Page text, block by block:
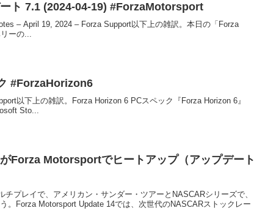
ト 7.1 (2024-04-19) #ForzaMotorsport
– April 19, 2024 – Forza Support以下上の雑訳。本日の「Forza
ーの...
#ForzaHorizon6
以下上の雑訳。Forza Horizon 6 PCスペック『Forza Horizon 6』
Sto...
Forza Motorsportでヒートアップ（アップデート
プレイで、アメリカン・サンダー・ツアーとNASCARシリーズで、
。Forza Motorsport Update 14では、次世代のNASCARストックレー